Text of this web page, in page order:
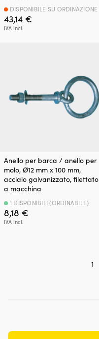
43,14 €
IVA incl.
DISPONIBILE SU ORDINAZIONE
Anello per barca / anello per
molo, Ø12 mm x 100 mm,
acciaio galvanizzato, filettato
a macchina
8,18 €
IVA incl.
1 DISPONIBILI (ORDINABILE)
1